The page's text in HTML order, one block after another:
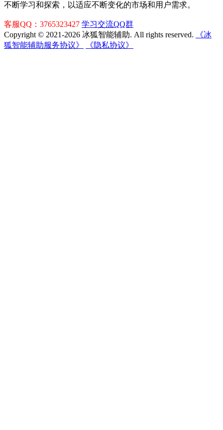
不断学习和探索，以适应不断变化的市场和用户需求。
客服QQ：3765323427 学习交流QQ群
Copyright © 2021-2026 冰狐智能辅助. All rights reserved.
《冰
狐智能辅助服务协议》
《隐私协议》